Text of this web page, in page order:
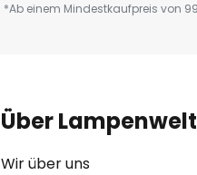
*Ab einem Mindestkaufpreis von
Über
Wir über uns